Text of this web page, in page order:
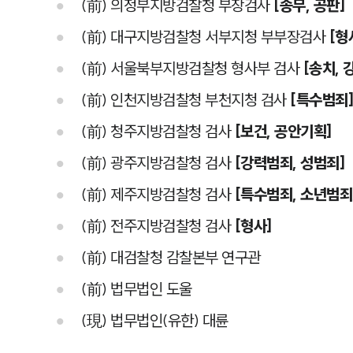
(前) 의정부지방검찰청 부장검사 [송무, 공판]
(前) 대구지방검찰청 서부지청 부부장검사 [형
(前) 서울북부지방검찰청 형사부 검사 [송치,
(前) 인천지방검찰청 부천지청 검사 [특수범죄]
(前) 청주지방검찰청 검사 [보건, 공안기획]
(前) 광주지방검찰청 검사 [강력범죄, 성범죄]
(前) 제주지방검찰청 검사 [특수범죄, 소년범
(前) 전주지방검찰청 검사 [형사]
(前) 대검찰청 감찰본부 연구관
(前) 법무법인 도울
(現) 법무법인(유한) 대륜